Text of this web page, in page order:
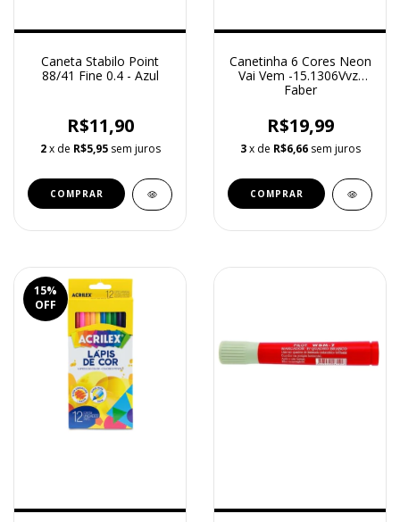
Caneta Stabilo Point
88/41 Fine 0.4 - Azul
R$11,90
2 x de R$5,95 sem juros
Canetinha 6 Cores Neon
Vai Vem -15.1306Vvzf
Faber
R$19,99
3 x de R$6,66 sem juros
15%
OFF